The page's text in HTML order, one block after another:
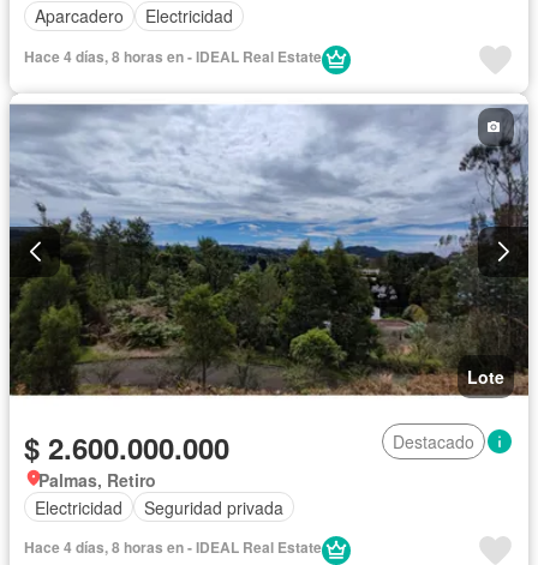
Aparcadero
Electricidad
Hace 4 días, 8 horas en - IDEAL Real Estate
Lote
$ 2.600.000.000
Destacado
Palmas, Retiro
Electricidad
Seguridad privada
Hace 4 días, 8 horas en - IDEAL Real Estate